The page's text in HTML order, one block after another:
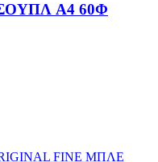
A4 60Φ